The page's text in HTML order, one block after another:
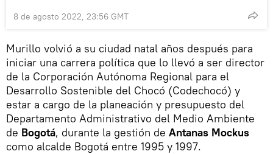
8 de agosto 2022, 23:56 GMT
Murillo volvió a su ciudad natal años después para
iniciar una carrera política que lo llevó a ser director
de la Corporación Autónoma Regional para el
Desarrollo Sostenible del Chocó (Codechocó) y
estar a cargo de la planeación y presupuesto del
Departamento Administrativo del Medio Ambiente
de Bogotá, durante la gestión de Antanas Mockus
como alcalde Bogotá entre 1995 y 1997.